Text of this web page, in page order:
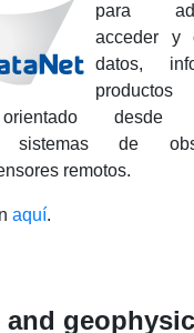
para
acceder y
datos,
desde
sistemas de
remotos.
aquí.